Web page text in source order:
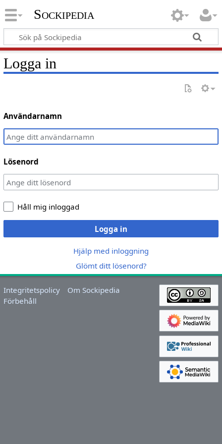
Sockipedia
Logga in
Användarnamn
Lösenord
Håll mig inloggad
Logga in
Hjälp med inloggning
Glömt ditt lösenord?
Integritetspolicy
Om Sockipedia
Förbehåll